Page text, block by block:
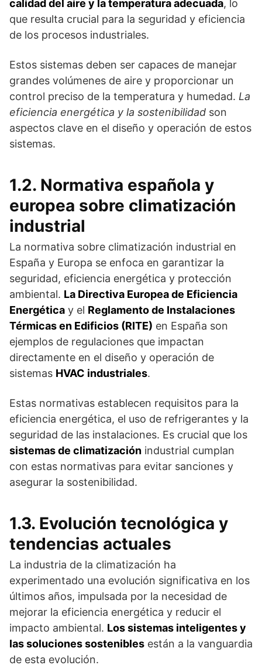
calidad del aire y la temperatura adecuada, lo
que resulta crucial para la seguridad y eficiencia
de los procesos industriales.
Estos sistemas deben ser capaces de manejar
grandes volúmenes de aire y proporcionar un
control preciso de la temperatura y humedad. La
eficiencia energética y la sostenibilidad son
aspectos clave en el diseño y operación de estos
sistemas.
1.2. Normativa española y
europea sobre climatización
industrial
La normativa sobre climatización industrial en
España y Europa se enfoca en garantizar la
seguridad, eficiencia energética y protección
ambiental. La Directiva Europea de Eficiencia
Energética y el Reglamento de Instalaciones
Térmicas en Edificios (RITE) en España son
ejemplos de regulaciones que impactan
directamente en el diseño y operación de
sistemas HVAC industriales.
Estas normativas establecen requisitos para la
eficiencia energética, el uso de refrigerantes y la
seguridad de las instalaciones. Es crucial que los
sistemas de climatización industrial cumplan
con estas normativas para evitar sanciones y
asegurar la sostenibilidad.
1.3. Evolución tecnológica y
tendencias actuales
La industria de la climatización ha
experimentado una evolución significativa en los
últimos años, impulsada por la necesidad de
mejorar la eficiencia energética y reducir el
impacto ambiental. Los sistemas inteligentes y
las soluciones sostenibles están a la vanguardia
de esta evolución.